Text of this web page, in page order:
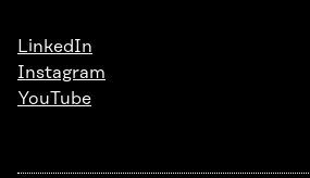
LinkedIn
Instagram
YouTube